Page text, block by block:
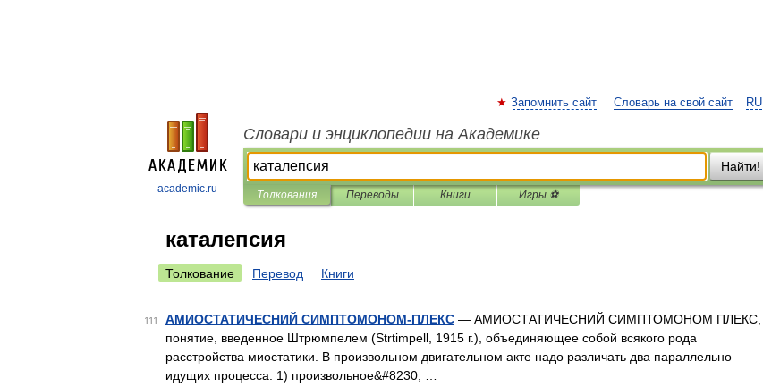
academic.ru
RU
Запомнить сайт Словарь на свой сайт
Словари и энциклопедии на Академике
Найти!
Толкования Переводы Книги Игры ⚽
каталепсия
Толкование Перевод Книги
111 АМИОСТАТИЧЕСНИЙ СИМПТОМОНОМ-ПЛЕКС — АМИОСТАТИЧЕСНИЙ СИМПТОМОНОМ ПЛЕКС,
понятие, введенное Штрюмпелем (Strtimpell, 1915 г.), объединяющее собой всякого рода
расстройства миостатики. В произвольном двигательном акте надо различать два параллельно
идущих процесса: 1) произвольное&#8230; …